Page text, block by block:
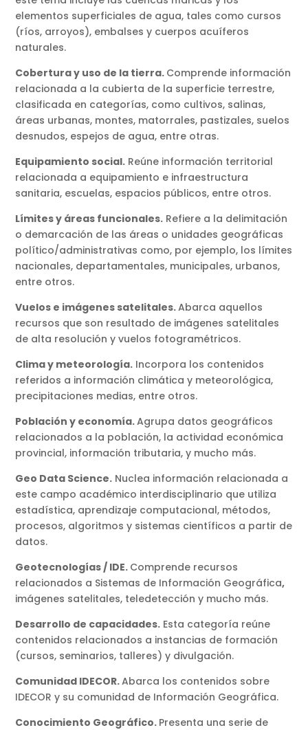
elementos superficiales de agua, tales como cursos
(ríos, arroyos), embalses y cuerpos acuíferos
naturales.
Cobertura y uso de la tierra. Comprende información
relacionada a la cubierta de la superficie terrestre,
clasificada en categorías, como cultivos, salinas,
áreas urbanas, montes, matorrales, pastizales, suelos
desnudos, espejos de agua, entre otras.
Equipamiento social. Reúne información territorial
relacionada a equipamiento e infraestructura
sanitaria, escuelas, espacios públicos, entre otros.
Límites y áreas funcionales. Refiere a la delimitación
o demarcación de las áreas o unidades geográficas
político/administrativas como, por ejemplo, los límites
nacionales, departamentales, municipales, urbanos,
entre otros.
Vuelos e imágenes satelitales.Abarca aquellos
recursos que son resultado de imágenes satelitales
de alta resolución y vuelos fotogramétricos.
Clima y meteorología. Incorpora los contenidos
referidos a información climática y meteorológica,
precipitaciones medias, entre otros.
Población y economía.Agrupa datos geográficos
relacionados a la población, la actividad económica
provincial, información tributaria, y mucho más.
Geo Data Science. Nuclea información relacionada a
este campo académico interdisciplinario que utiliza
estadística, aprendizaje computacional, métodos,
procesos, algoritmos y sistemas científicos a partir de
datos.
Geotecnologías / IDE. Comprende recursos
relacionados a Sistemas de Información Geográfica,
imágenes satelitales, teledetección y mucho más.
Desarrollo de capacidades. Esta categoría reúne
contenidos relacionados a instancias de formación
(cursos, seminarios, talleres) y divulgación.
Comunidad IDECOR.Abarca los contenidos sobre
IDECOR y su comunidad de Información Geográfica.
Conocimiento Geográfico. Presenta una serie de